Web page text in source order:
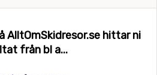
AlltOmSkidresor.se hittar ni
från bl a...